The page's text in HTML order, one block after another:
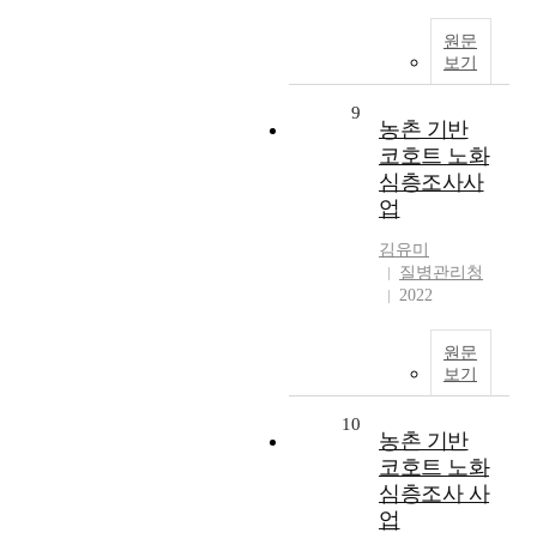
원문
보기
9
농촌 기반
코호트 노화
심층조사사
업
김유미
질병관리청
2022
원문
보기
10
농촌 기반
코호트 노화
심층조사 사
업